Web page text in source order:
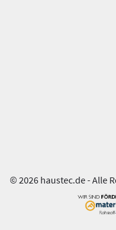
© 2026 haustec.de - Alle